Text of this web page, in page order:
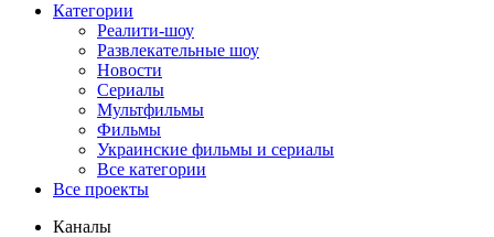
Категории
Реалити-шоу
Развлекательные шоу
Новости
Сериалы
Мультфильмы
Фильмы
Украинские фильмы и сериалы
Все категории
Все проекты
Каналы